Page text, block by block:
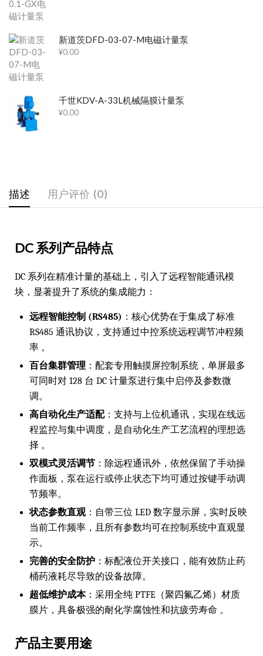
新道茨DFD-03-07-M电磁计量泵
¥0.00
千世KDV-A-33L机械隔膜计量泵
¥0.00
描述 用户评价 (0)
DC 系列产品特点
DC 系列在精准计量的基础上，引入了远程智能通讯模
块，显著提升了系统的集成能力：
远程智能控制 (RS485) ：核心优势在于集成了标准
RS485 通讯协议，支持通过中控系统远程调节冲程频
率 。
百台集群管理 ：配套专用触摸屏控制系统，单屏最多
可同时对 128 台 DC 计量泵进行集中启停及参数微
调。
高自动化生产适配：支持与上位机通讯，实现在线远
程监控与集中调度，是自动化生产工艺流程的理想选
择 。
双模式灵活调节 ：除远程通讯外，依然保留了手动操
作面板，泵在运行或停止状态下均可通过按键手动调
节频率。
状态参数直观：自带三位 LED 数字显示屏，实时反映
当前工作频率，且所有参数均可在控制系统中直观显
示。
完善的安全防护 ：标配液位开关接口，能有效防止药
桶药液耗尽导致的设备故障。
超低维护成本：采用全纯 PTFE（聚四氟乙烯）材质
膜片，具备极强的耐化学腐蚀性和抗疲劳寿命 。
产品主要用途